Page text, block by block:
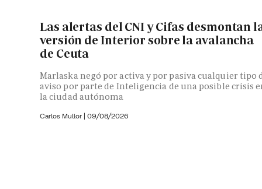
Las alertas del CNI y Cifas desmontan
versión de Interior sobre la avalancha
de Ceuta
Marlaska negó por activa y por pasiva cualquier tipo
aviso por parte de Inteligencia de una posible crisis
la ciudad autónoma
Carlos Mullor | 09/08/2026